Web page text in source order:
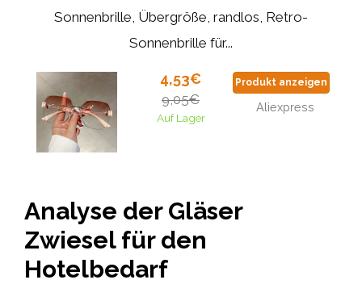
Sonnenbrille, Übergröße, randlos, Retro-
Sonnenbrille für...
4,53€
9,05€
Auf Lager
Produkt anzeigen
Aliexpress
Analyse der Gläser
Zwiesel für den
Hotelbedarf